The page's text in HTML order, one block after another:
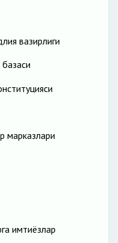
вазирлиги
марказлари
имтиёзлар